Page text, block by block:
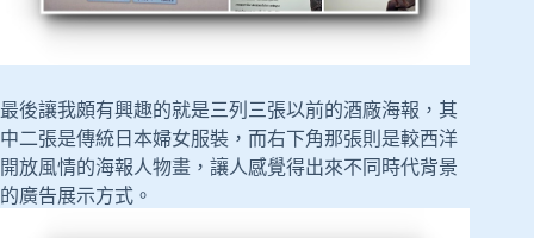
最後讓我頗有興趣的就是三列三張以前的酒廠海報，其
中二張是傳統日本婦女服裝，而右下角那張則是較西洋
開放風情的海報人物畫，讓人感覺得出來不同時代背景
的廣告展示方式。